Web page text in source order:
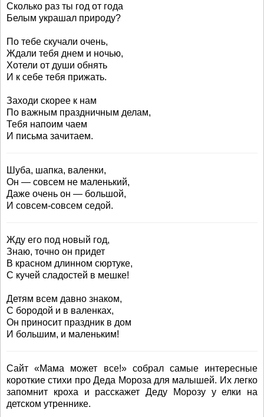
Сколько раз ты год от года
Белым украшал природу?
По тебе скучали очень,
Ждали тебя днем и ночью,
Хотели от души обнять
И к себе тебя прижать.
Заходи скорее к нам
По важным праздничным делам,
Тебя напоим чаем
И письма зачитаем.
Шуба, шапка, валенки,
Он — совсем не маленький,
Даже очень он — большой,
И совсем-совсем седой.
Жду его под новый год,
Знаю, точно он придет
В красном длинном сюртуке,
С кучей сладостей в мешке!
Детям всем давно знаком,
С бородой и в валенках,
Он приносит праздник в дом
И большим, и маленьким!
Сайт «Мама может все!» собрал самые интересные
короткие стихи про Деда Мороза для малышей. Их легко
запомнит кроха и расскажет Деду Морозу у елки на
детском утреннике.